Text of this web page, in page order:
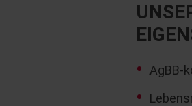
AgBB-